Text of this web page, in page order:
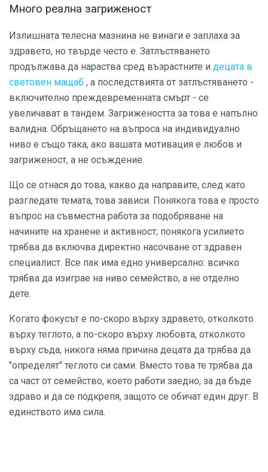
Много реална загриженост
Излишната телесна мазнина не винаги е заплаха за
здравето, но твърде често е. Затлъстяването
продължава да нараства сред възрастните и децата в
световен мащаб , а последствията от затлъстяването -
включително преждевременната смърт - се
увеличават в тандем. Загрижеността за това е напълно
валидна. Обръщането на въпроса на индивидуално
ниво е също така, ако вашата мотивация е любов и
загриженост, а не осъждение.
Що се отнася до това, какво да направите, след като
разгледате темата, това зависи. Понякога това е просто
въпрос на съвместна работа за подобряване на
начините на хранене и активност; понякога усилието
трябва да включва директно насочване от здравен
специалист. Все пак има едно универсално: всичко
трябва да изиграе на ниво семейство, а не отделно
дете.
Когато фокусът е по-скоро върху здравето, отколкото
върху теглото, а по-скоро върху любовта, отколкото
върху съда, никога няма причина децата да трябва да
"определят" теглото си сами. Вместо това те трябва да
са част от семейство, което работи заедно, за да бъде
здраво и да се подкрепя, защото се обичат един друг. В
единството има сила.